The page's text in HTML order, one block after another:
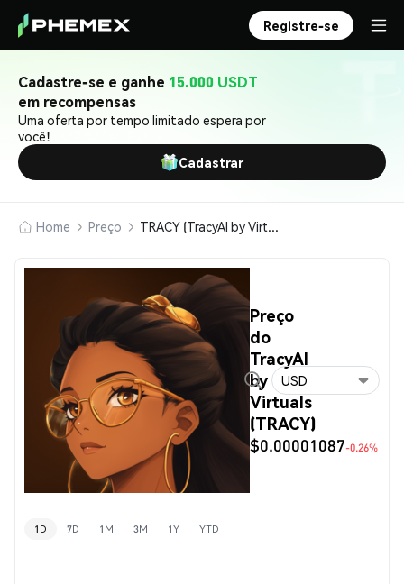
Registre-se
Cadastre-se e ganhe 15.000 USDT
em recompensas
Uma oferta por tempo limitado espera por
você!
Cadastrar
Home Preço TRACY (TracyAI by Virtuals)
Preço
do
TracyAI
by
Virtuals
(TRACY)
$0.00001087-0.26%
USD
1D 7D 1M 3M 1Y YTD